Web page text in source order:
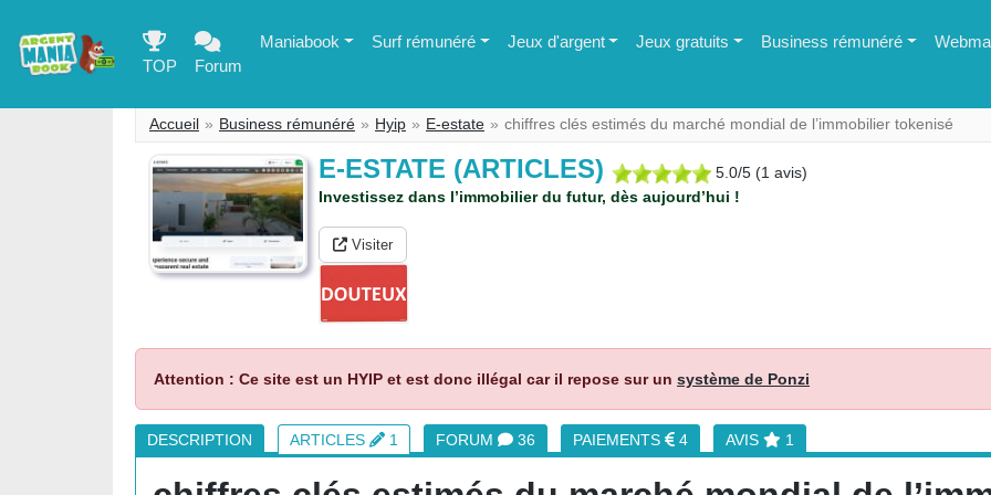
TOP Forum
Maniabook Surf rémunéré Jeux d'argent Jeux gratuits Business rémunéré
Accueil Business rémunéré Hyip E-estate chiffres clés estimés du marché mondial de l’immobilier tokenisé
E-ESTATE (ARTICLES) 5.0/5 (1 avis)
Investissez dans l’immobilier du futur, dès aujourd’hui !
Visiter
Attention : Ce site est un HYIP et est donc illégal car il repose sur un système de Ponzi
DESCRIPTION ARTICLES 1 FORUM 36 PAIEMENTS 4 AVIS 1